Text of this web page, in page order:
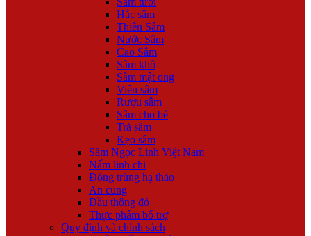
Hắc sâm
Thiên Sâm
Nước Sâm
Cao Sâm
Sâm khô
Sâm mật ong
Viên sâm
Rượu sâm
Sâm cho bé
Trà sâm
Kẹo sâm
Sâm Ngọc Linh Việt Nam
Nấm linh chi
Đông trùng hạ thảo
An cung
Dầu thông đỏ
Thực phẩm bổ trợ
Quy định và chính sách